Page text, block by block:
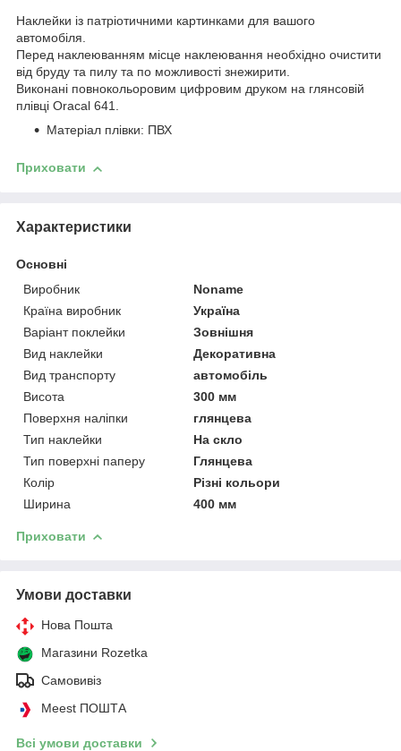
Наклейки із патріотичними картинками для вашого
автомобіля.
Перед наклеюванням місце наклеювання необхідно очистити
від бруду та пилу та по можливості знежирити.
Виконані повнокольоровим цифровим друком на глянсовій
плівці Oracal 641.
Матеріал плівки: ПВХ
Приховати
Характеристики
Основні
Виробник
Noname
Країна виробник
Україна
Варіант поклейки
Зовнішня
Вид наклейки
Декоративна
Вид транспорту
автомобіль
Висота
300 мм
Поверхня наліпки
глянцева
Тип наклейки
На скло
Тип поверхні паперу
Глянцева
Колір
Різні кольори
Ширина
400 мм
Приховати
Умови доставки
Нова Пошта
Магазини Rozetka
Самовивіз
Meest ПОШТА
Всі умови доставки